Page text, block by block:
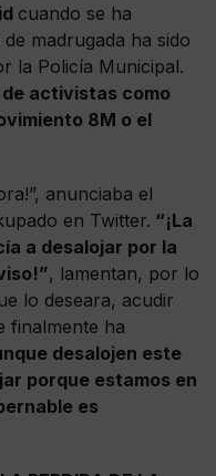
cuando se ha
madrugada ha sido
la Policía Municipal.
activistas como
8M o el
anunciaba el
en Twitter. “¡La
a desalojar por la
, lamentan, por lo
lo deseara, acudir
finalmente ha
desalojen este
porque estamos en
es